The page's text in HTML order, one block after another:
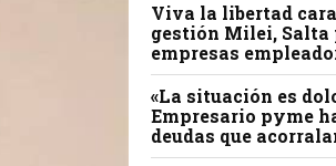
Viva la libertad
gestión Milei, Salta
empresas
«La situación es
Empresario pyme
deudas que